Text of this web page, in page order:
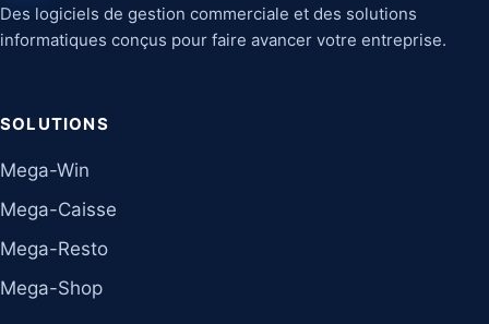
Des logiciels de gestion commerciale et des solutions
informatiques conçus pour faire avancer votre entreprise.
SOLUTIONS
Mega-Win
Mega-Caisse
Mega-Resto
Mega-Shop